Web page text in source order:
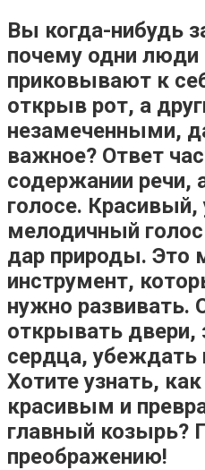
Вы когда-нибудь
почему одни люди
приковывают к
открыв рот, а
незамеченными,
важное? Ответ
содержании речи,
голосе.
мелодичный
дар природы.
инструмент,
нужно развивать.
открывать двери,
сердца, убеждать
Хотите узнать,
красивым и
главный козырь?
преображению!